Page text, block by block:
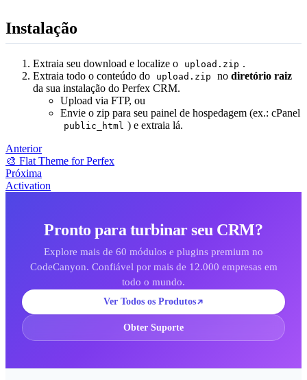
Instalação
Extraia seu download e localize o upload.zip .
Extraia todo o conteúdo do
upload.zip nodiretório raiz
da sua instalação do Perfex CRM.
Upload via FTP, ou
Envie o zip para seu painel de hospedagem (ex.: cPanel
public_html ) e extraia lá.
Anterior
🎨 Flat Theme for Perfex
Próxima
Activation
Pronto para turbinar seu CRM?
Explore mais de 60 módulos e plugins premium no
CodeCanyon. Confiável por mais de 12.000 empresas em
todo o mundo.
Ver Todos os Produtos
Obter Suporte